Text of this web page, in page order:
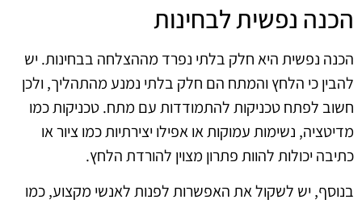
הכנה נפשית לבחינות
הכנה נפשית היא חלק בלתי נפרד מההצלחה בבחינות. יש
להבין כי הלחץ והמתח הם חלק בלתי נמנע מהתהליך, ולכן
חשוב לפתח טכניקות להתמודדות עם מתח. טכניקות כמו
מדיטציה, נשימות עמוקות או אפילו יצירתיות כמו ציור או
כתיבה יכולות להוות פתרון מצוין להורדת הלחץ.
בנוסף, יש לשקול את האפשרות לפנות לאנשי מקצוע, כמו